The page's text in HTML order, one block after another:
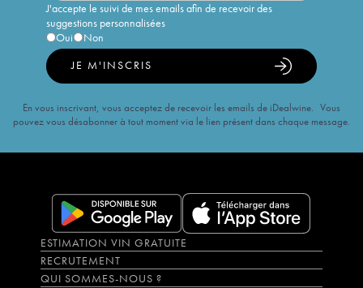
J'accepte le suivi de mes emails afin de recevoir des
suggestions personnalisées
Oui
Non
JE M'INSCRIS
En vous inscrivant, vous acceptez de recevoir les emails de iDealwine. Vous
pouvez vous désabonner à tout moment via le lien présent dans chaque message.
ESTIMATION VIN GRATUITE
RECRUTEMENT
QUI SOMMES-NOUS ?